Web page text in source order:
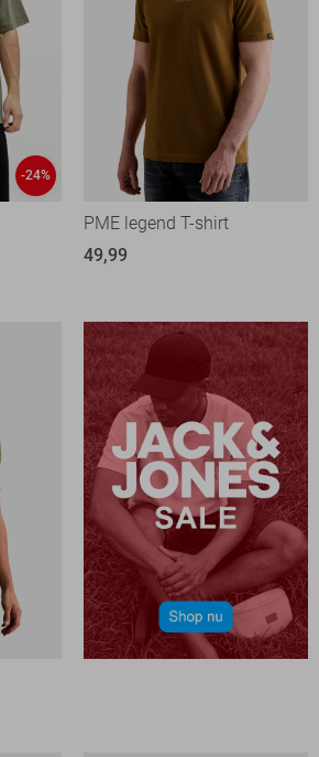
-24%
PME legend T-shirt
49,99